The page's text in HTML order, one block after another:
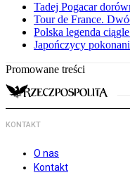
Tadej Pogacar
Tour de France.
Polska legenda
Japończycy
Promowane treści
KONTAKT
O nas
Kontakt